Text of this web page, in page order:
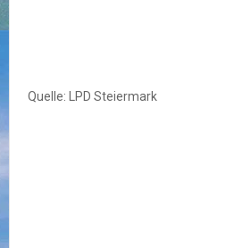
Quelle: LPD Steiermark